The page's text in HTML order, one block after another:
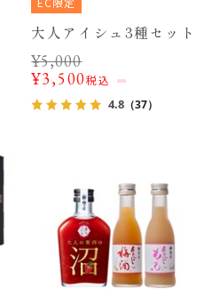
大人アイシュ3種セット
¥5,000
¥3,500税込
4.8 （37）